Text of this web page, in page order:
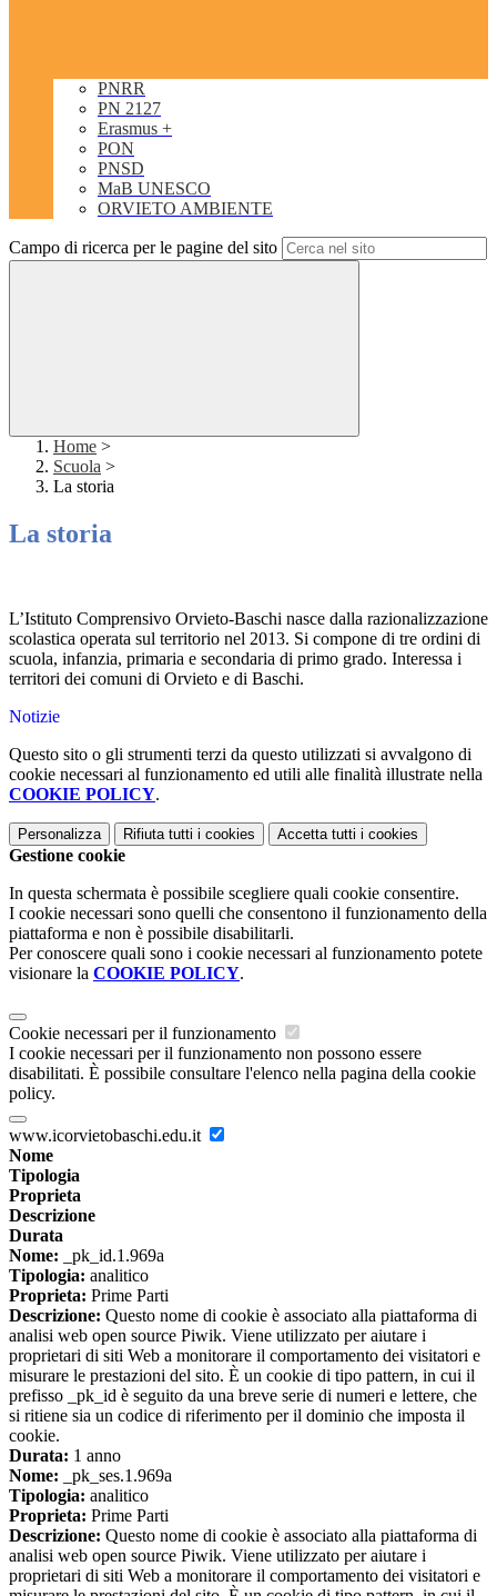
PNRR
PN 2127
Erasmus +
PON
PNSD
MaB UNESCO
ORVIETO AMBIENTE
Campo di ricerca per le pagine del sito
Home >
Scuola >
La storia
La storia
L’Istituto Comprensivo Orvieto-Baschi nasce dalla razionalizzazione
scolastica operata sul territorio nel 2013. Si compone di tre ordini di
scuola, infanzia, primaria e secondaria di primo grado. Interessa i
territori dei comuni di Orvieto e di Baschi.
Notizie
Questo sito o gli strumenti terzi da questo utilizzati si avvalgono di
cookie necessari al funzionamento ed utili alle finalità illustrate nella
COOKIE POLICY.
Personalizza Rifiuta tutti i cookies Accetta tutti i cookies
Gestione cookie
In questa schermata è possibile scegliere quali cookie consentire.
I cookie necessari sono quelli che consentono il funzionamento della
piattaforma e non è possibile disabilitarli.
Per conoscere quali sono i cookie necessari al funzionamento potete
visionare la COOKIE POLICY.
Cookie necessari per il funzionamento
I cookie necessari per il funzionamento non possono essere
disabilitati. È possibile consultare l'elenco nella pagina della cookie
policy.
www.icorvietobaschi.edu.it
Nome
Tipologia
Proprieta
Descrizione
Durata
Nome: _pk_id.1.969a
Tipologia: analitico
Proprieta: Prime Parti
Descrizione: Questo nome di cookie è associato alla piattaforma di
analisi web open source Piwik. Viene utilizzato per aiutare i
proprietari di siti Web a monitorare il comportamento dei visitatori e
misurare le prestazioni del sito. È un cookie di tipo pattern, in cui il
prefisso _pk_id è seguito da una breve serie di numeri e lettere, che
si ritiene sia un codice di riferimento per il dominio che imposta il
cookie.
Durata: 1 anno
Nome: _pk_ses.1.969a
Tipologia: analitico
Proprieta: Prime Parti
Descrizione: Questo nome di cookie è associato alla piattaforma di
analisi web open source Piwik. Viene utilizzato per aiutare i
proprietari di siti Web a monitorare il comportamento dei visitatori e